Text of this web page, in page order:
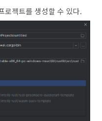
젝트를 생성할 수 있다.